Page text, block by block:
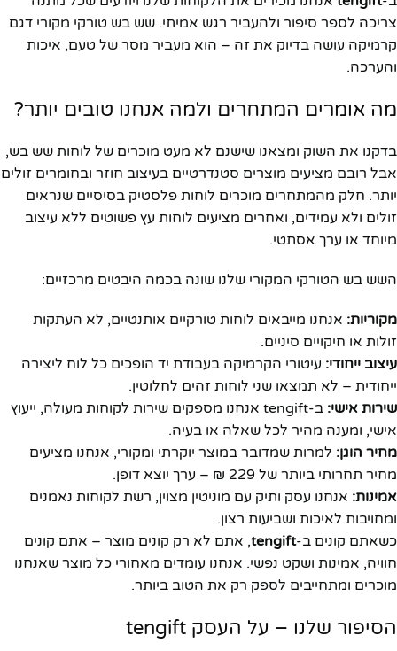
צריכה לספר סיפור ולהעביר רגש אמיתי. שש בש טורקי מקורי דגם
קרמיקה עושה בדיוק את זה – הוא מעביר מסר של טעם, איכות
והערכה.
מה אומרים המתחרים ולמה אנחנו טובים יותר?
בדקנו את השוק ומצאנו שישנם לא מעט מוכרים של לוחות שש בש,
אבל רובם מציעים מוצרים סטנדרטיים בעיצוב חוזר ובחומרים זולים
יותר. חלק מהמתחרים מוכרים לוחות פלסטיק בסיסיים שנראים
זולים ולא עמידים, ואחרים מציעים לוחות עץ פשוטים ללא עיצוב
מיוחד או ערך אסתטי.
השש בש הטורקי המקורי שלנו שונה בכמה היבטים מרכזיים:
מקוריות: אנחנו מייבאים לוחות טורקיים אותנטיים, לא העתקות
זולות או חיקויים סיניים.
עיצוב ייחודי: עיטורי הקרמיקה בעבודת יד הופכים כל לוח ליצירה
ייחודית – לא תמצאו שני לוחות זהים לחלוטין.
שירות אישי:
ב-tengift אנחנו מספקים שירות לקוחות מעולה, ייעוץ
אישי, ומענה מהיר לכל שאלה או בעיה.
מחיר הוגן: למרות שמדובר במוצר יוקרתי ומקורי, אנחנו מציעים
מחיר תחרותי ביותר של 229 ₪ – ערך יוצא דופן.
אמינות: אנחנו עסק ותיק עם מוניטין מצוין, רשת לקוחות נאמנים
ומחויבות לאיכות ושביעות רצון.
כשאתם קונים ב-tengift, אתם לא רק קונים מוצר – אתם קונים
חוויה, אמינות ושקט נפשי. אנחנו עומדים מאחורי כל מוצר שאנחנו
מוכרים ומתחייבים לספק רק את הטוב ביותר.
הסיפור שלנו – על העסק tengift